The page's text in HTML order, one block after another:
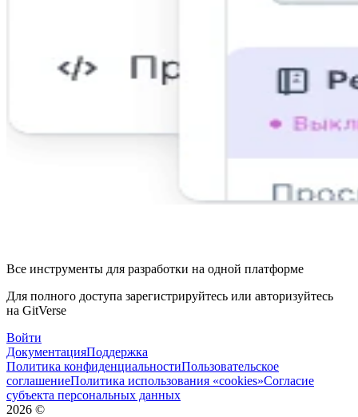
Все инструменты для разработки на одной платформе
Для полного доступа зарегистрируйтесь или авторизуйтесь
на GitVerse
Войти
ДокументацияПоддержка
Политика конфиденциальностиПользовательское
соглашениеПолитика использования «cookies»Согласие
субъекта персональных данных
2026 ©